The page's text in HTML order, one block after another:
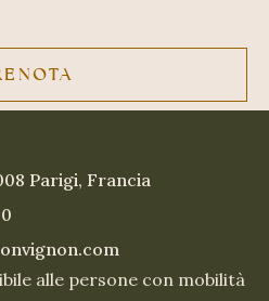
Parigi, Francia
alle persone con mobilità